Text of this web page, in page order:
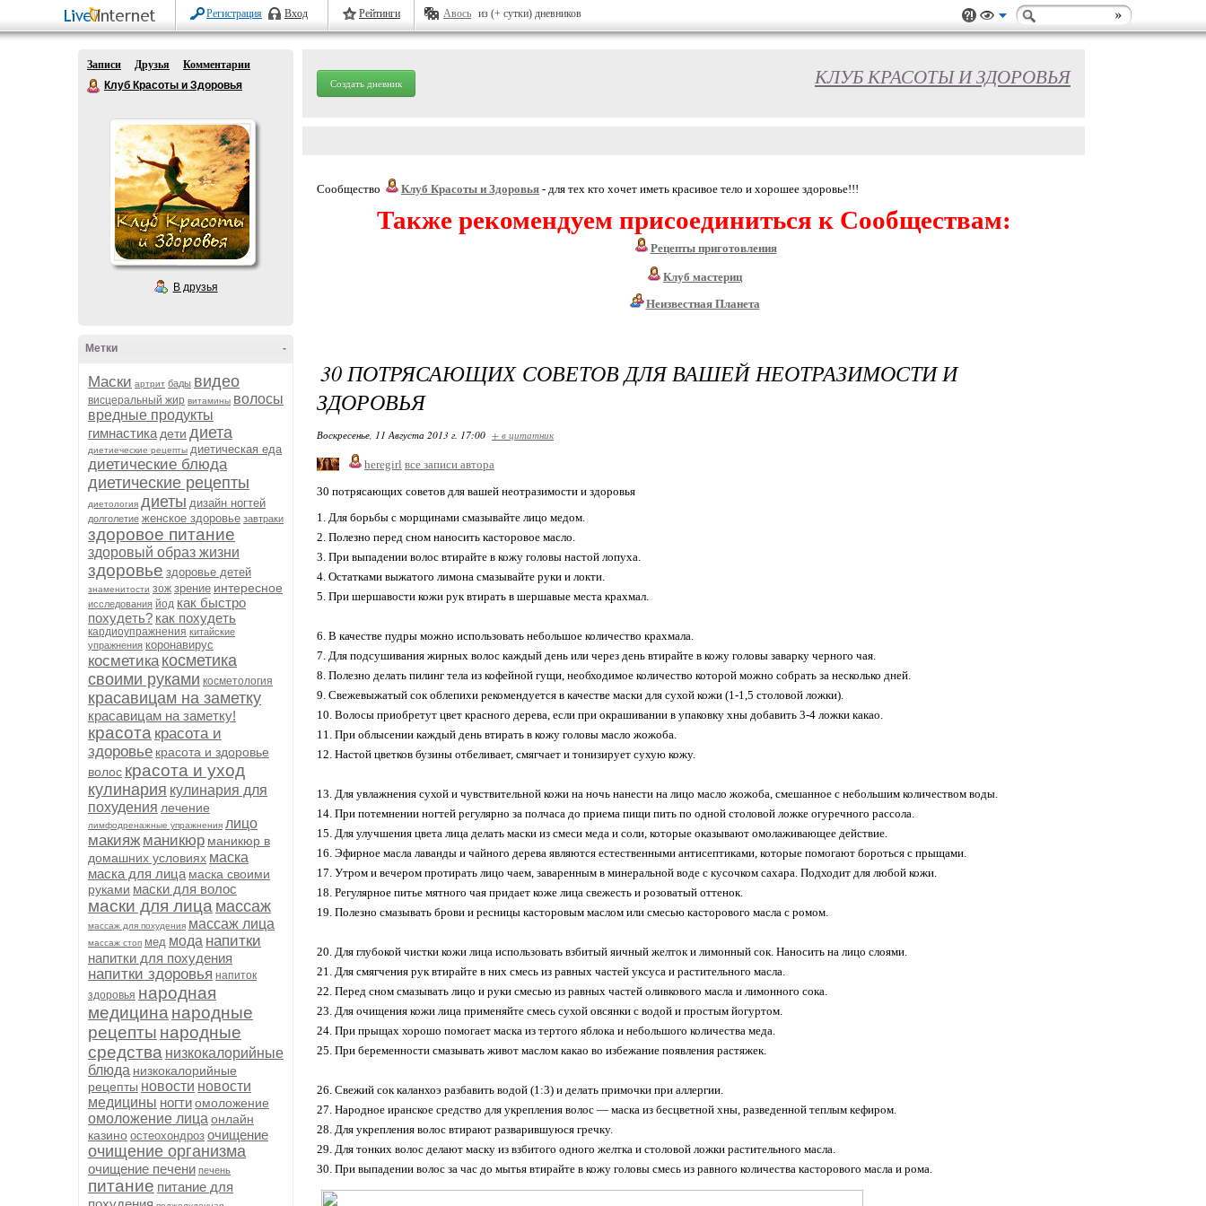
Регистрация Вход Рейтинги Авось из (+ сутки) дневников
Записи Друзья
Комментарии
Клуб Красоты и Здоровья
В друзья
-
Метки
Маски артрит бады видео
висцеральный жир витамины волосы
вредные продукты
гимнастика дети диета
диетиеческие рецепты диетическая еда
диетические блюда
диетические рецепты
диетология диеты дизайн ногтей
долголетие женское здоровье завтраки
здоровое питание
здоровый образ жизни
здоровье здоровье детей
знаменитости зож зрение интересное
исследования йод как быстро
похудеть? как похудеть
кардиоупражнения китайские
упражнения коронавирус
косметика косметика
своими руками косметология
красавицам на заметку
красавицам на заметку!
красота красота и
здоровье красота и здоровье
волос красота и уход
кулинария кулинария для
похудения лечение
лимфодренажные упражнения лицо
макияж маникюр маникюр в
домашних условиях маска
маска для лица маска своими
руками маски для волос
маски для лица массаж
массаж для похудения массаж лица
массаж стоп мед мода напитки
напитки для похудения
напитки здоровья напиток
здоровья народная
медицина народные
рецепты народные
средства низкокалорийные
блюда низкокалорийные
рецепты новости новости
медицины ногтиомоложение
омоложение лица онлайн
казино остеохондроз очищение
очищение организма
очищение печени печень
питание питание для
Создать дневник КЛУБ КРАСОТЫ И ЗДОРОВЬЯ
Сообщество Клуб Красоты и Здоровья - для тех кто хочет иметь красивое тело и хорошее здоровье!!!
Также рекомендуем присоединиться к Сообществам:
Рецепты приготовления
Клуб мастериц
Неизвестная Планета
30 ПОТРЯСАЮЩИХ СОВЕТОВ ДЛЯ ВАШЕЙ НЕОТРАЗИМОСТИ И
ЗДОРОВЬЯ
Воскресенье, 11 Августа 2013 г. 17:00 + в цитатник
heregirl все записи автора
30 потрясающих советов для вашей неотразимости и здоровья
1. Для борьбы с морщинами смазывайте лицо медом.
2. Полезно перед сном наносить касторовое масло.
3. При выпадении волос втирайте в кожу головы настой лопуха.
4. Остатками выжатого лимона смазывайте руки и локти.
5. При шершавости кожи рук втирать в шершавые места крахмал.
6. В качестве пудры можно использовать небольшое количество крахмала.
7. Для подсушивания жирных волос каждый день или через день втирайте в кожу головы заварку черного чая.
8. Полезно делать пилинг тела из кофейной гущи, необходимое количество которой можно собрать за несколько дней.
9. Свежевыжатый сок облепихи рекомендуется в качестве маски для сухой кожи (1-1,5 столовой ложки).
10. Волосы приобретут цвет красного дерева, если при окрашивании в упаковку хны добавить 3-4 ложки какао.
11. При облысении каждый день втирать в кожу головы масло жожоба.
12. Настой цветков бузины отбеливает, смягчает и тонизирует сухую кожу.
13. Для увлажнения сухой и чувствительной кожи на ночь нанести на лицо масло жожоба, смешанное с небольшим количеством воды.
14. При потемнении ногтей регулярно за полчаса до приема пищи пить по одной столовой ложке огуречного рассола.
15. Для улучшения цвета лица делать маски из смеси меда и соли, которые оказывают омолаживающее действие.
16. Эфирное масла лаванды и чайного дерева являются естественными антисептиками, которые помогают бороться с прыщами.
17. Утром и вечером протирать лицо чаем, заваренным в минеральной воде с кусочком сахара. Подходит для любой кожи.
18. Регулярное питье мятного чая придает коже лица свежесть и розоватый оттенок.
19. Полезно смазывать брови и ресницы касторовым маслом или смесью касторового масла с ромом.
20. Для глубокой чистки кожи лица использовать взбитый яичный желток и лимонный сок. Наносить на лицо слоями.
21. Для смягчения рук втирайте в них смесь из равных частей уксуса и растительного масла.
22. Перед сном смазывать лицо и руки смесью из равных частей оливкового масла и лимонного сока.
23. Для очищения кожи лица применяйте смесь сухой овсянки с водой и простым йогуртом.
24. При прыщах хорошо помогает маска из тертого яблока и небольшого количества меда.
25. При беременности смазывать живот маслом какао во избежание появления растяжек.
26. Свежий сок каланхоэ разбавить водой (1:3) и делать примочки при аллергии.
27. Народное иранское средство для укрепления волос — маска из бесцветной хны, разведенной теплым кефиром.
28. Для укрепления волос втирают разварившуюся гречку.
29. Для тонких волос делают маску из взбитого одного желтка и столовой ложки растительного масла.
30. При выпадении волос за час до мытья втирайте в кожу головы смесь из равного количества касторового масла и рома.